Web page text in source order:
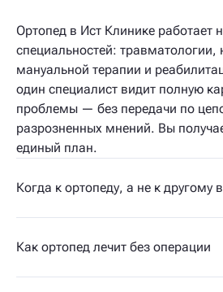
Ортопед в Ист Клинике работает
специальностей: травматологии,
мануальной терапии и
один специалист видит полную
проблемы — без передачи по
разрозненных мнений. Вы
единый план.
Когда к ортопеду, а не к другому
Как ортопед лечит без операции